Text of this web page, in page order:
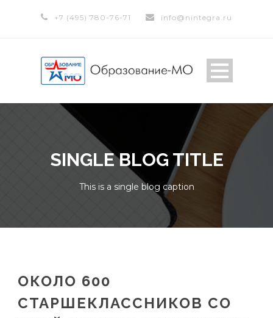
+7 (495) 780-76-71 info@nintegra.ru
SINGLE BLOG TITLE
This is a single blog caption
ОКОЛО 600
СТАРШЕКЛАССНИКОВ СО